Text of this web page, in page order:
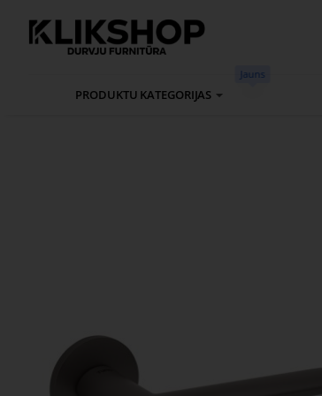
PRODUKTU KATEGORIJAS
Jauns